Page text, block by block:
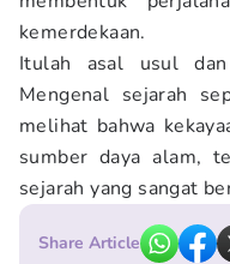
kemerdekaan.
Itulah asal usul
Mengenal sejarah
melihat bahwa
sumber daya alam,
sejarah yang sangat
Share Article